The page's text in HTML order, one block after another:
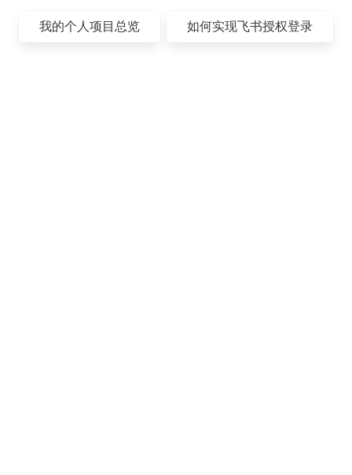
我的个人项目总览 如何实现飞书授权登录